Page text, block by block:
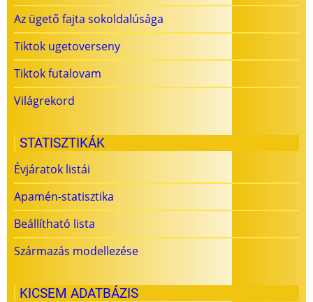
Az ügető fajta sokoldalúsága
Tiktok ugetoverseny
Tiktok futalovam
Világrekord
STATISZTIKÁK
Évjáratok listái
Apamén-statisztika
Beállítható lista
Származás modellezése
KICSEM ADATBÁZIS